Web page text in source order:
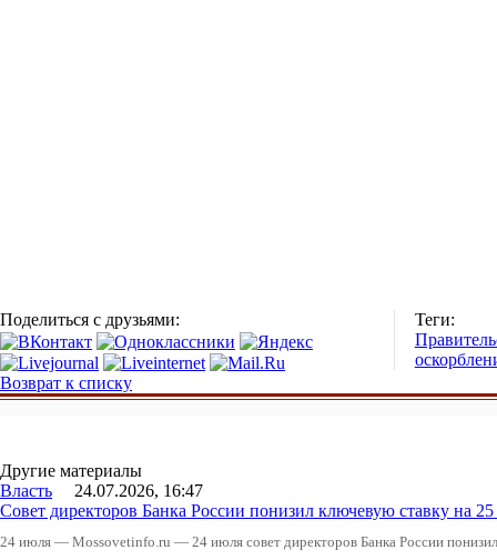
Поделиться с друзьями:
Теги:
Возврат к списку
Другие материалы
Власть 24.07.2026, 16:47
Совет директоров Банка России понизил ключевую ставку на
24 июля — Mossovetinfo.ru — 24 июля совет директоров Банка России